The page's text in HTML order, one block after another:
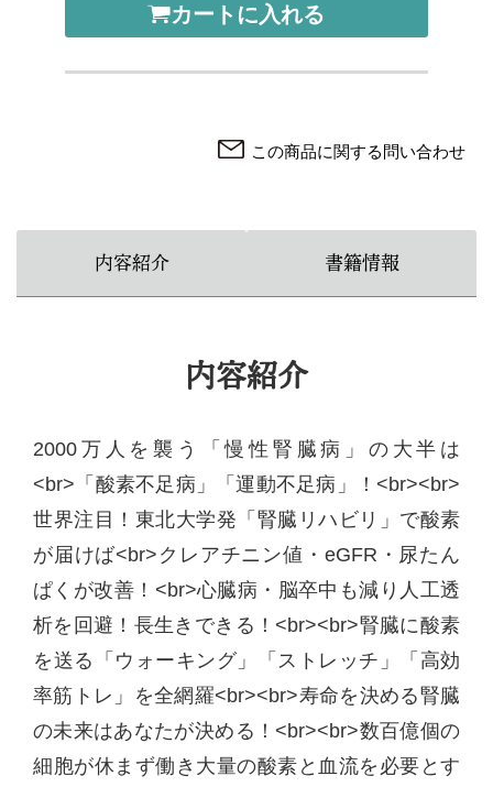
カートに入れる
この商品に関する問い合わせ
内容紹介 書籍情報
内容紹介
2000万人を襲う「慢性腎臓病」の大半は
<br>「酸素不足病」「運動不足病」！<br><br>
世界注目！東北大学発「腎臓リハビリ」で酸素
が届けば<br>クレアチニン値・eGFR・尿たん
ぱくが改善！<br>心臓病・脳卒中も減り人工透
析を回避！長生きできる！<br><br>腎臓に酸素
を送る「ウォーキング」「ストレッチ」「高効
率筋トレ」を全網羅<br><br>寿命を決める腎臓
の未来はあなたが決める！<br><br>数百億個の
細胞が休まず働き大量の酸素と血流を必要とす